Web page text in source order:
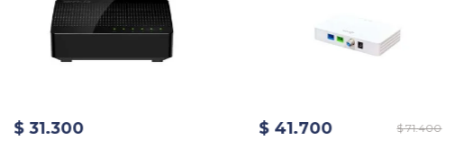
$ 31.300 $ 41.700 $ 71.400